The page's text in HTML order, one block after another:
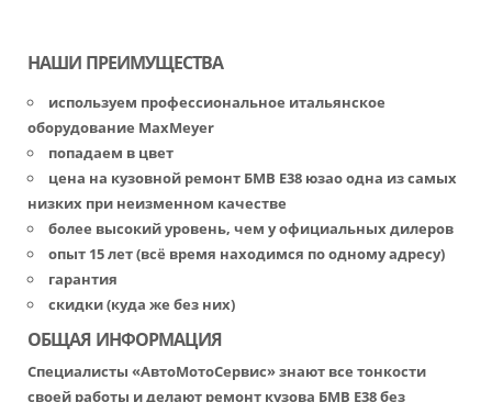
НАШИ ПРЕИМУЩЕСТВА
используем профессиональное итальянское
оборудование MaxMeyer
попадаем в цвет
цена на кузовной ремонт БМВ Е38 юзао одна из самых
низких при неизменном качестве
более высокий уровень, чем у официальных дилеров
опыт 15 лет (всё время находимся по одному адресу)
гарантия
скидки (куда же без них)
ОБЩАЯ ИНФОРМАЦИЯ
Специалисты «АвтоМотоСервис» знают все тонкости
своей работы и делают ремонт кузова БМВ Е38 без